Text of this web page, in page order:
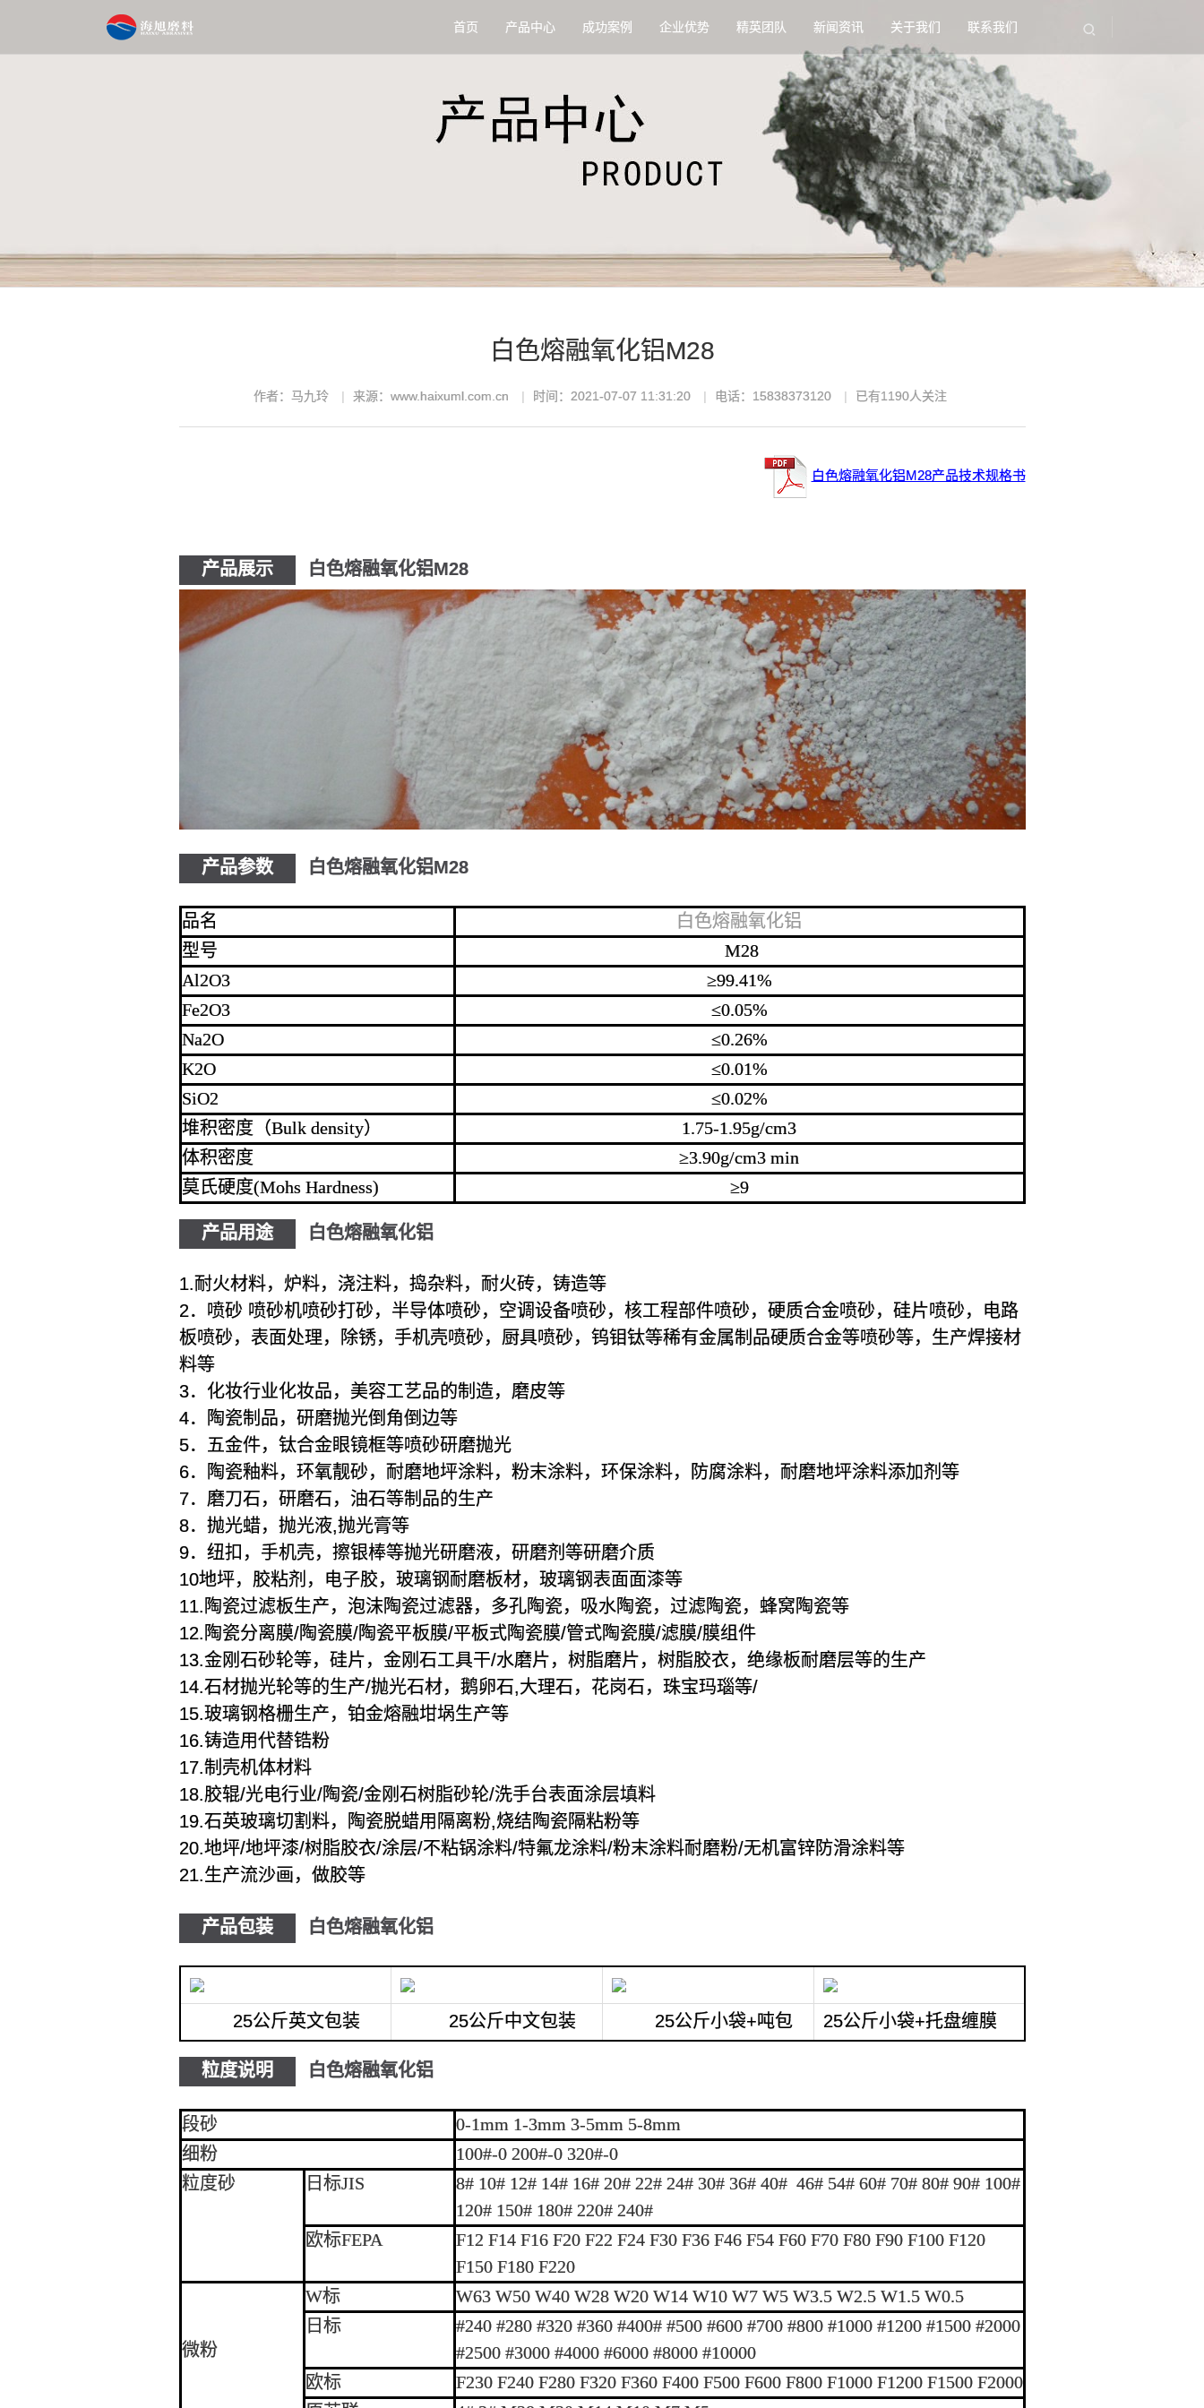
首页 产品中心 成功案例 企业优势 精英团队 新闻资讯 关于我们 联系我们
白色熔融氧化铝M28
作者：马九玲 来源：www.haixuml.com.cn 时间：2021-07-07 11:31:20 电话：15838373120 已有1190人关注
白色熔融氧化铝M28产品技术规格书
产品展示 白色熔融氧化铝M28
产品参数 白色熔融氧化铝M28
品名
白色熔融氧化铝
型号
M28
Al2O3
≥99.41%
Fe2O3
≤0.05%
Na2O
≤0.26%
K2O
≤0.01%
SiO2
≤0.02%
堆积密度（Bulk density）
1.75-1.95g/cm3
体积密度
≥3.90g/cm3 min
莫氏硬度(Mohs Hardness)
≥9
产品用途 白色熔融氧化铝
1.耐火材料，炉料，浇注料，捣杂料，耐火砖，铸造等
2．喷砂 喷砂机喷砂打砂，半导体喷砂，空调设备喷砂，核工程部件喷砂，硬质合金喷砂，硅片喷砂，电路
板喷砂，表面处理，除锈，手机壳喷砂，厨具喷砂，钨钼钛等稀有金属制品硬质合金等喷砂等，生产焊接材
料等
3．化妆行业化妆品，美容工艺品的制造，磨皮等
4．陶瓷制品，研磨抛光倒角倒边等
5．五金件，钛合金眼镜框等喷砂研磨抛光
6．陶瓷釉料，环氧靓砂，耐磨地坪涂料，粉末涂料，环保涂料，防腐涂料，耐磨地坪涂料添加剂等
7．磨刀石，研磨石，油石等制品的生产
8．抛光蜡，抛光液,抛光膏等
9．纽扣，手机壳，擦银棒等抛光研磨液，研磨剂等研磨介质
10地坪，胶粘剂，电子胶，玻璃钢耐磨板材，玻璃钢表面面漆等
11.陶瓷过滤板生产，泡沫陶瓷过滤器，多孔陶瓷，吸水陶瓷，过滤陶瓷，蜂窝陶瓷等
12.陶瓷分离膜/陶瓷膜/陶瓷平板膜/平板式陶瓷膜/管式陶瓷膜/滤膜/膜组件
13.金刚石砂轮等，硅片，金刚石工具干/水磨片，树脂磨片，树脂胶衣，绝缘板耐磨层等的生产
14.石材抛光轮等的生产/抛光石材，鹅卵石,大理石，花岗石，珠宝玛瑙等/
15.玻璃钢格栅生产，铂金熔融坩埚生产等
16.铸造用代替锆粉
17.制壳机体材料
18.胶辊/光电行业/陶瓷/金刚石树脂砂轮/洗手台表面涂层填料
19.石英玻璃切割料，陶瓷脱蜡用隔离粉,烧结陶瓷隔粘粉等
20.地坪/地坪漆/树脂胶衣/涂层/不粘锅涂料/特氟龙涂料/粉末涂料耐磨粉/无机富锌防滑涂料等
21.生产流沙画，做胶等
产品包装 白色熔融氧化铝
25公斤英文包装 25公斤中文包装 25公斤小袋+吨包 25公斤小袋+托盘缠膜
粒度说明 白色熔融氧化铝
段砂
0-1mm 1-3mm 3-5mm 5-8mm
细粉
100#-0 200#-0 320#-0
粒度砂
日标JIS
8# 10# 12# 14# 16# 20# 22# 24# 30# 36# 40# 46# 54# 60# 70# 80# 90# 100#
120# 150# 180# 220# 240#
欧标FEPA
F12 F14 F16 F20 F22 F24 F30 F36 F46 F54 F60 F70 F80 F90 F100 F120
F150 F180 F220
微粉
W标
W63 W50 W40 W28 W20 W14 W10 W7 W5 W3.5 W2.5 W1.5 W0.5
日标
#240 #280 #320 #360 #400# #500 #600 #700 #800 #1000 #1200 #1500 #2000
#2500 #3000 #4000 #6000 #8000 #10000
欧标
F230 F240 F280 F320 F360 F400 F500 F600 F800 F1000 F1200 F1500 F2000